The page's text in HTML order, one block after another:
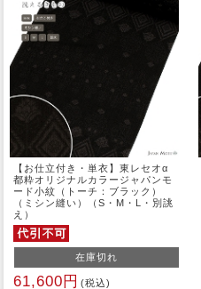
【お仕立付き・単衣】東レセオα
都粋オリジナルカラージャパンモ
ード小紋（トーチ：ブラック）
（ミシン縫い）（S・M・L・別誂
え）
在庫切れ
61,600円 (税込)